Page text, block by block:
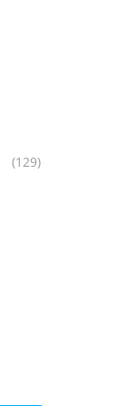
(129)